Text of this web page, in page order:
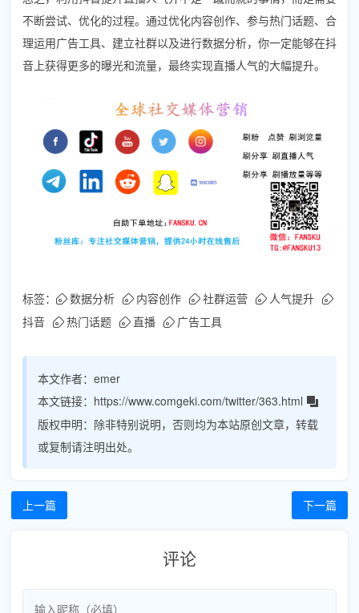
不断尝试、优化的过程。通过优化内容创作、参与热门话题、合
理运用广告工具、建立社群以及进行数据分析，你一定能够在抖
音上获得更多的曝光和流量，最终实现直播人气的大幅提升。
标签： 数据分析 内容创作 社群运营
人气提升
抖音
热门话题 直播 广告工具
本文作者： emer
本文链接： https://www.comgeki.com/twitter/363.html
版权申明： 除非特别说明，否则均为本站原创文章，转载
或复制请注明出处。
上一篇 下一篇
评论